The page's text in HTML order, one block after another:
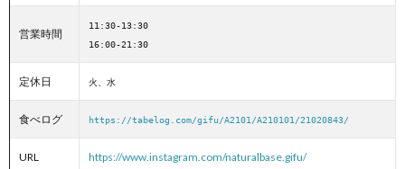
営業時間
11:30-13:30
16:00-21:30
定休日 火、水
食べログ https://tabelog.com/gifu/A2101/A210101/21020843/
URL https://www.instagram.com/naturalbase.gifu/